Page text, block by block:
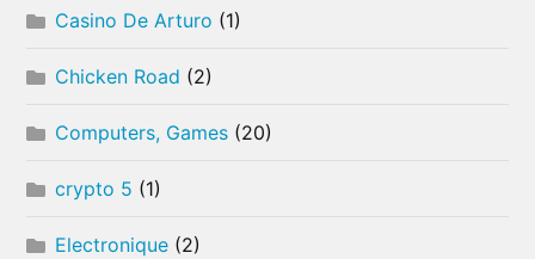
Casino De Arturo (1)
Chicken Road (2)
Computers, Games (20)
crypto 5 (1)
Electronique (2)